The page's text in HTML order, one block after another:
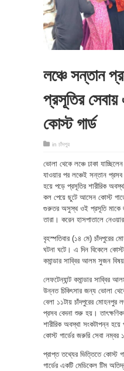
লঞ্চে সন্তান
প্রসূতির
কোস্ট গার্ড
in চাঁদপুর
ভোলা থেকে লঞ্চে ঢাকা
যাওয়ার পর লঞ্চেই সন্তান
হয়ে পড়ে প্রসূতির শারীরিক
কল পেয়ে ছুটে আসেন কোস্ট
গুরুতর অসুস্থ ওই প্রসূতি মাকে
তারা। করেন হাসপাতালে
বৃহস্পতিবার (১৪ মে) চাঁদপুরের
ঘটনা ঘটে। এ দিন বিকেলে কোস্ট
কমান্ডার সাব্বির আলম সুজন
লেফটেন্যান্ট কমান্ডার সাব্বির
উন্নত চিকিৎসার জন্য ভোলা
বেলা ১১টায় চাঁদপুরের মোহনপুর
প্রসব বেদনা শুরু হয়।
শারীরিক অবস্থা সংকটাপন্ন
কোস্ট গার্ডের জরুরি সেবা
প্রাপ্ত তথ্যের ভিত্তিতে কোস্ট
গার্ডের একটি মেডিকেল টিম